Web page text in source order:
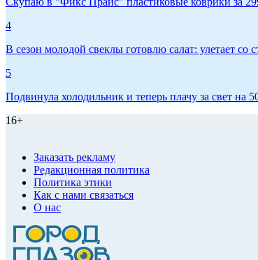
4
В сезон молодой свеклы готовлю салат: улетает
5
Подвинула холодильник и теперь плачу за свет на
16+
Заказать рекламу
Редакционная политика
Политика этики
Как с нами связаться
О нас